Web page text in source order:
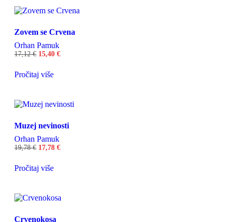
Zovem se Crvena
Orhan Pamuk
17,12€ 15,40 €
Pročitaj više
Muzej nevinosti
Orhan Pamuk
19,78€ 17,78 €
Pročitaj više
Crvenokosa